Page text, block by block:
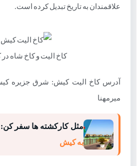
علاقمندان به تاریخ تبدیل کرده است.
کاخ الیت و کاخ شاه
آدرس کاخ الیت کیش: شرق جزیره
میرمهنا
مثل کارکشته ها سفر کن:
به کیش